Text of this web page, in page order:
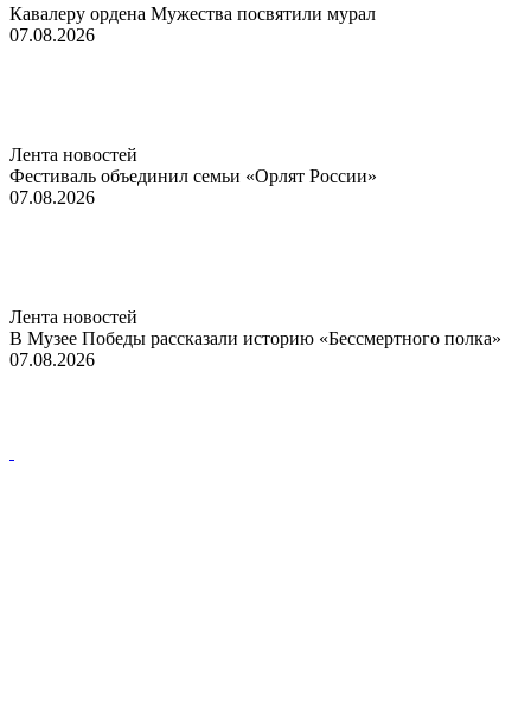
Кавалеру ордена Мужества посвятили мурал
07.08.2026
Лента новостей
Фестиваль объединил семьи «Орлят России»
07.08.2026
Лента новостей
В Музее Победы рассказали историю «Бессмертного полка»
07.08.2026